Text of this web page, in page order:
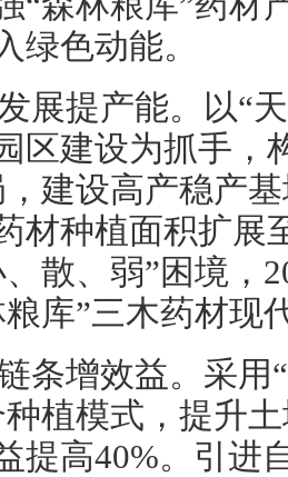
绿色动能。
展提产能。以“
区建设为抓手，
，建设高产稳产
材种植面积扩展
散、弱”困境，
库”三木药材现
条增效益。采用
植模式，提升
提高40%。引进